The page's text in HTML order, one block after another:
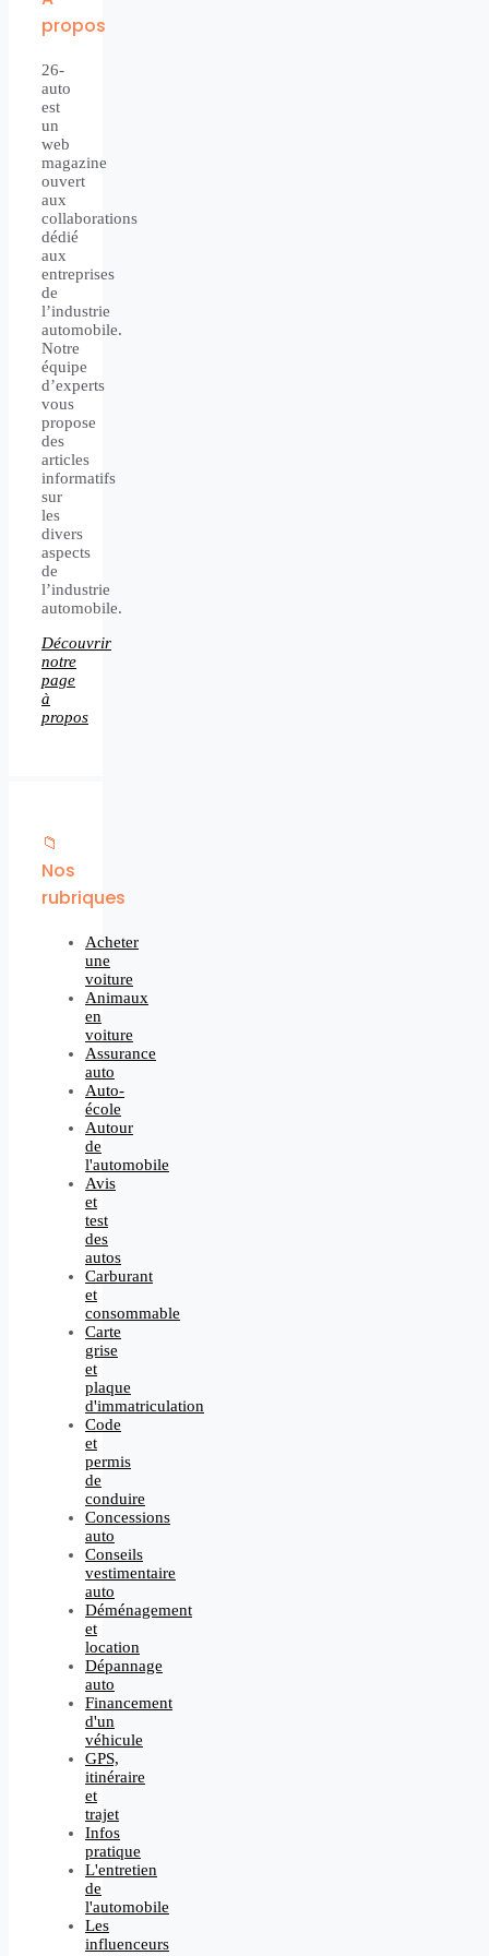
propos
26-
auto
est
un
web
magazine
ouvert
aux
collaborations
dédié
aux
entreprises
de
l’industrie
automobile.
Notre
équipe
d’experts
vous
propose
des
articles
informatifs
sur
les
divers
aspects
de
l’industrie
automobile.
Découvrir
notre
page
à
propos
📁
Nos
rubriques
Acheter
une
voiture
Animaux
en
voiture
Assurance
auto
Auto-
école
Autour
de
l'automobile
Avis
et
test
des
autos
Carburant
et
consommable
Carte
grise
et
plaque
d'immatriculation
Code
et
permis
de
conduire
Concessions
auto
Conseils
vestimentaire
auto
Déménagement
et
location
Dépannage
auto
Financement
d'un
véhicule
GPS,
itinéraire
et
trajet
Infos
pratique
L'entretien
de
l'automobile
Les
influenceurs